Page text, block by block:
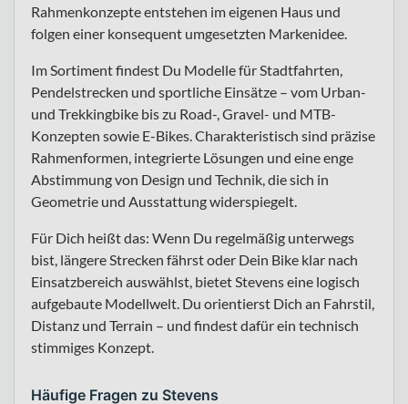
Rahmenkonzepte entstehen im eigenen Haus und
folgen einer konsequent umgesetzten Markenidee.
Im Sortiment findest Du Modelle für Stadtfahrten,
Pendelstrecken und sportliche Einsätze – vom Urban-
und Trekkingbike bis zu Road-, Gravel- und MTB-
Konzepten sowie E-Bikes. Charakteristisch sind präzise
Rahmenformen, integrierte Lösungen und eine enge
Abstimmung von Design und Technik, die sich in
Geometrie und Ausstattung widerspiegelt.
Für Dich heißt das: Wenn Du regelmäßig unterwegs
bist, längere Strecken fährst oder Dein Bike klar nach
Einsatzbereich auswählst, bietet Stevens eine logisch
aufgebaute Modellwelt. Du orientierst Dich an Fahrstil,
Distanz und Terrain – und findest dafür ein technisch
stimmiges Konzept.
Häufige Fragen zu Stevens